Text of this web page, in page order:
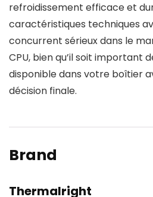
refroidissement efficace et
caractéristiques techniques
concurrent sérieux dans le
CPU, bien qu’il soit important
disponible dans votre boîtier
décision finale.
Brand
Thermalright